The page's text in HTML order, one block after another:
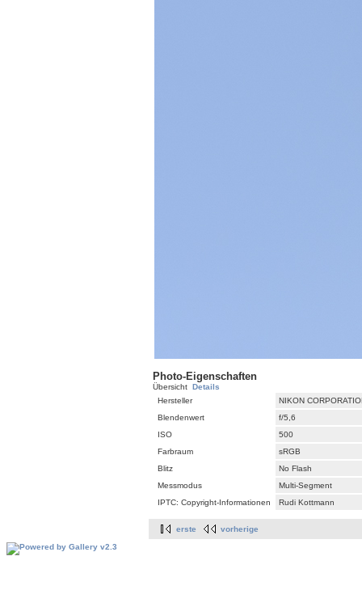
Photo-Eigenschaften
Übersicht Details
Hersteller
NIKON
Blendenwert
f/5,6
ISO
500
Farbraum
sRGB
Blitz
No Flash
Messmodus
Multi-Segment
IPTC: Copyright-Informationen
Rudi Kottmann
erste vorherige